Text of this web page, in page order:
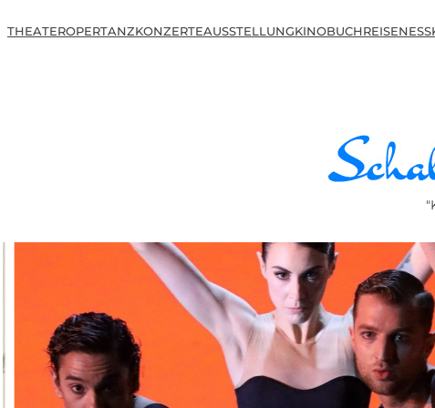
THEATEROPERTANZKONZERTEAUSSTELLUNGKINOBUCHREISEN